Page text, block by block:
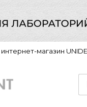
магазин